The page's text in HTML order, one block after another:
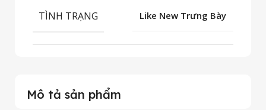
Mô tả sản phẩm
TÌNH TRẠNG Like New Trưng Bày